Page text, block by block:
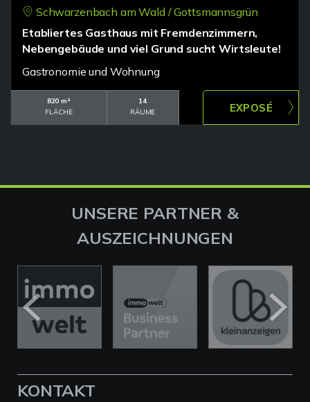
Schwarzenbach am Wald / Gottsmannsgrün
Etabliertes Gasthaus mit Fremdenzimmern,
Nebengebäude und viel Grund sucht Wirtsleute!
Gastronomie und Wohnung
820 m²
FLÄCHE
14
RÄUME
UNSERE PARTNER &
AUSZEICHNUNGEN
KONTAKT